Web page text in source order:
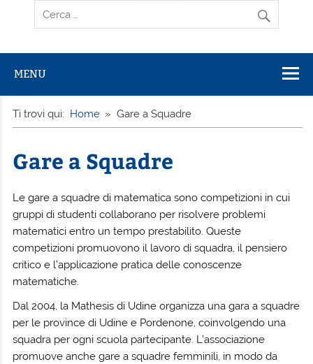
MENU
Ti trovi qui: Home Gare a Squadre
Gare a Squadre
Le gare a squadre di matematica sono competizioni in cui
gruppi di studenti collaborano per risolvere problemi
matematici entro un tempo prestabilito. Queste
competizioni promuovono il lavoro di squadra, il pensiero
critico e l’applicazione pratica delle conoscenze
matematiche.
Dal 2004, la Mathesis di Udine organizza una gara a squadre
per le province di Udine e Pordenone, coinvolgendo una
squadra per ogni scuola partecipante. L’associazione
promuove anche gare a squadre femminili, in modo da